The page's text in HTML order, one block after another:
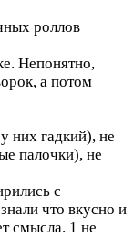
роллов
Непонятно,
а потом
них гадкий), не
палочки), не
с
что вкусно и
смысла. 1 не